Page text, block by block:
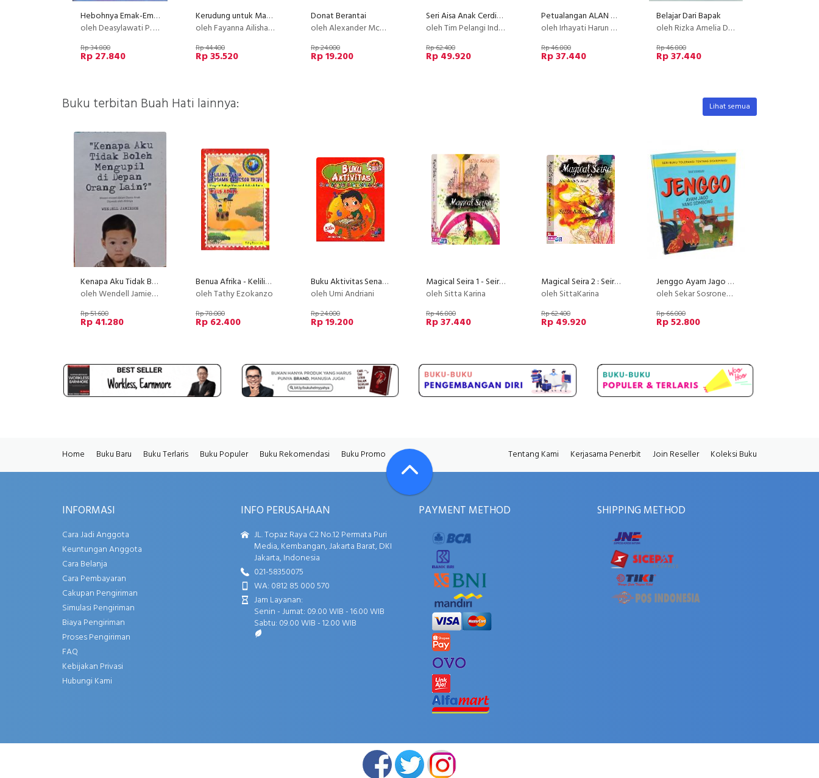
Hebohnya Emak-Emak (Kisah Antologi Inspiratif)
oleh Deasylawati P. dkk.
Rp 34.800
Rp 27.840
Kerudung untuk Mama
oleh Fayanna Ailisha Davianny, Talitha Nathania, Afifah Marsyla Fadhilati, Ainun Mubin Misbah Hesty Nur
Rp 44.400
Rp 35.520
Donat Berantai
oleh Alexander McCall Smith
Rp 24.000
Rp 19.200
Seri Aisa Anak Cerdik - Menyambut Tahun Baru
oleh Tim Pelangi Indonesia
Rp 62.400
Rp 49.920
Petualangan ALAN PROFESOR APTA
oleh Irhayati Harun & Uda Agus
Rp 46.800
Rp 37.440
Belajar Dari Bapak
oleh Rizka Amelia Dewi, dkk
Rp 46.800
Rp 37.440
Buku terbitan Buah Hati lainnya: Lihat semua
Kenapa Aku Tidak Boleh Mengupil Di Depan Orang Lain?
oleh Wendell Jamieson
Rp 51.600
Rp 41.280
Benua Afrika - Keliling Dunia Bersama Profesor Trevo 2
oleh Tathy Ezokanzo
Rp 78.000
Rp 62.400
Buku Aktivitas Senangnya Bermain Angka Candy Mandy
oleh Umi Andriani
Rp 24.000
Rp 19.200
Magical Seira 1 - Seira and the Legend of Madriva
oleh Sitta Karina
Rp 46.800
Rp 37.440
Magical Seira 2 : Seira dan Abels Secret
oleh SittaKarina
Rp 62.400
Rp 49.920
Jenggo Ayam Jago yang Sombong (Full Color)
oleh Sekar Sosronegoro
Rp 66.000
Rp 52.800
Home Buku Baru Buku Terlaris Buku Populer Buku Rekomendasi Buku Promo Tentang Kami Kerjasama Penerbit Join Reseller Koleksi Buku
INFORMASI
Cara Jadi Anggota
Keuntungan Anggota
Cara Belanja
Cara Pembayaran
Cakupan Pengiriman
Simulasi Pengiriman
Biaya Pengiriman
Proses Pengiriman
FAQ
Kebijakan Privasi
Hubungi Kami
INFO PERUSAHAAN
JL. Topaz Raya C2 No.12 Permata Puri
Media, Kembangan, Jakarta Barat, DKI
Jakarta, Indonesia
021-58350075
WA: 0812 85 000 570
Jam Layanan:
Senin - Jumat: 09.00 WIB - 16.00 WIB
Sabtu: 09.00 WIB - 12.00 WIB
PAYMENT METHOD SHIPPING METHOD